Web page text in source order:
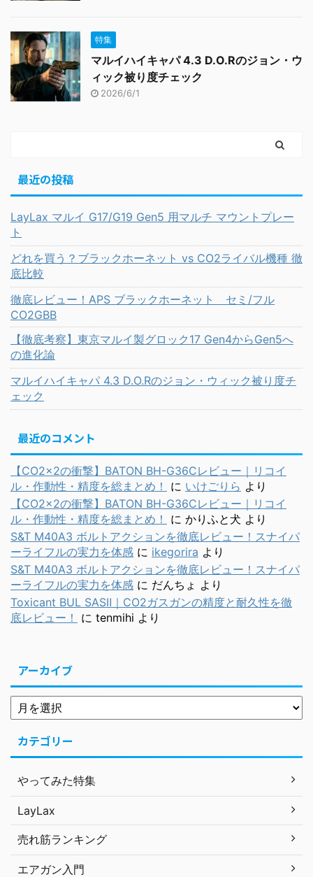
特集
マルイハイキャパ 4.3 D.O.Rのジョン・ウ
ィック被り度チェック
2026/6/1
最近の投稿
LayLax マルイ G17/G19 Gen5 用マルチ マウントプレー
ト
どれを買う？ブラックホーネット vs CO2ライバル機種 徹
底比較
徹底レビュー！APS ブラックホーネット セミ/フル
CO2GBB
【徹底考察】東京マルイ製グロック17 Gen4からGen5へ
の進化論
マルイハイキャパ 4.3 D.O.Rのジョン・ウィック被り度チ
ェック
最近のコメント
【CO2×2の衝撃】BATON BH-G36Cレビュー｜リコイ
ル・作動性・精度を総まとめ！
に いけごりら より
【CO2×2の衝撃】BATON BH-G36Cレビュー｜リコイ
ル・作動性・精度を総まとめ！
に かりふと犬 より
S&T M40A3 ボルトアクションを徹底レビュー！スナイパ
ーライフルの実力を体感 に ikegorira より
S&T M40A3 ボルトアクションを徹底レビュー！スナイパ
ーライフルの実力を体感 に だんちょ より
Toxicant BUL SASⅡ｜CO2ガスガンの精度と耐久性を徹
底レビュー！
に tenmihi より
アーカイブ
カテゴリー
やってみた特集
LayLax
売れ筋ランキング
エアガン入門